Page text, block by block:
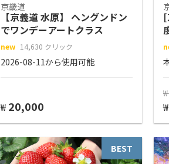
京畿道
【京義道 水原】 ヘングンドン
でワンデーアートクラス
new 14,630 クリック
2026-08-11から使用可能
₩ 20,000 ₩
BEST